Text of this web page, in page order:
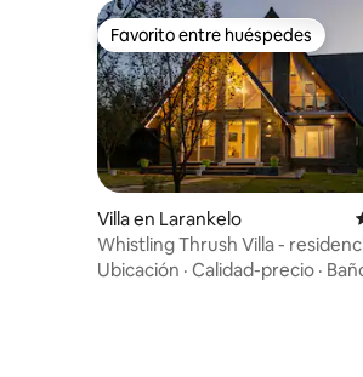
Favorito entre huéspedes
Favorito entre huéspedes
Villa en Larankelo
Whistling Thrush Villa -
huerto de manzanos
Ubicación · Calidad-precio ·